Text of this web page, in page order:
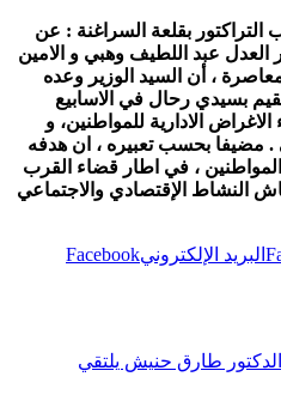
التراكتور بقلعة السراغنة : عن
العدل عبد اللطيف وهبي و الامين
، أن السيد الوزير وعده
بسيدي رحال في الاسابيع
الادارية للمواطنين، و
. مضيفا بحسب تعبيره ، ان هدفه
، في اطار قضاء القرب
النشاط الإقتصادي والاجتماعي
البريد الإلكترونيFacebook
طارق حنيش يلتقي